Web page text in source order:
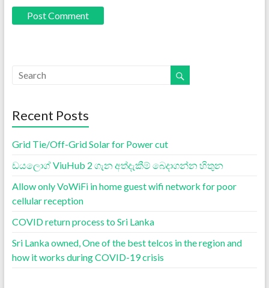
Recent Posts
Grid Tie/Off-Grid Solar for Power cut
ඩයලොග් ViuHub 2 ගැන අත්දැකීම් බෙදාගන්න හිතුන
Allow only VoWiFi in home guest wifi network for poor
cellular reception
COVID return process to Sri Lanka
Sri Lanka owned, One of the best telcos in the region and
how it works during COVID-19 crisis